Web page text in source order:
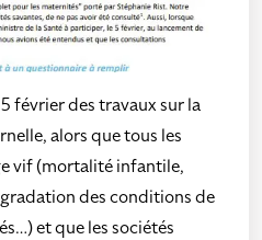
février des travaux sur la
alors que tous les
vif (mortalité infantile,
des conditions de
et que les sociétés